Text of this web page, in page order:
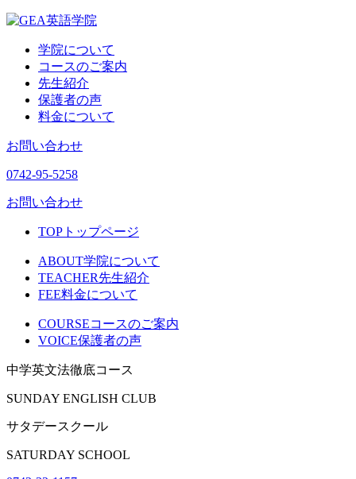
学院について
コースのご案内
先生紹介
保護者の声
料金について
お問い合わせ
0742-95-5258
お問い合わせ
TOP トップページ
ABOUT学院について
TEACHER先生紹介
FEE料金について
COURSEコースのご案内
VOICE保護者の声
中学英文法徹底コース
SUNDAY ENGLISH CLUB
サタデースクール
SATURDAY SCHOOL